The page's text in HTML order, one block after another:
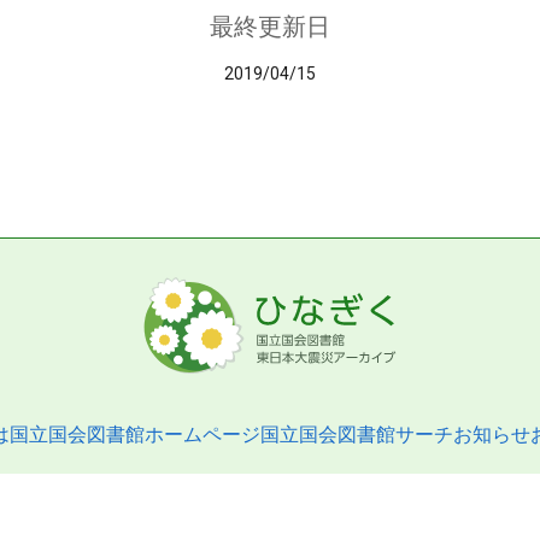
最終更新日
2019/04/15
国立国会図書館ホームページ国立国会図書館サーチお知らせ